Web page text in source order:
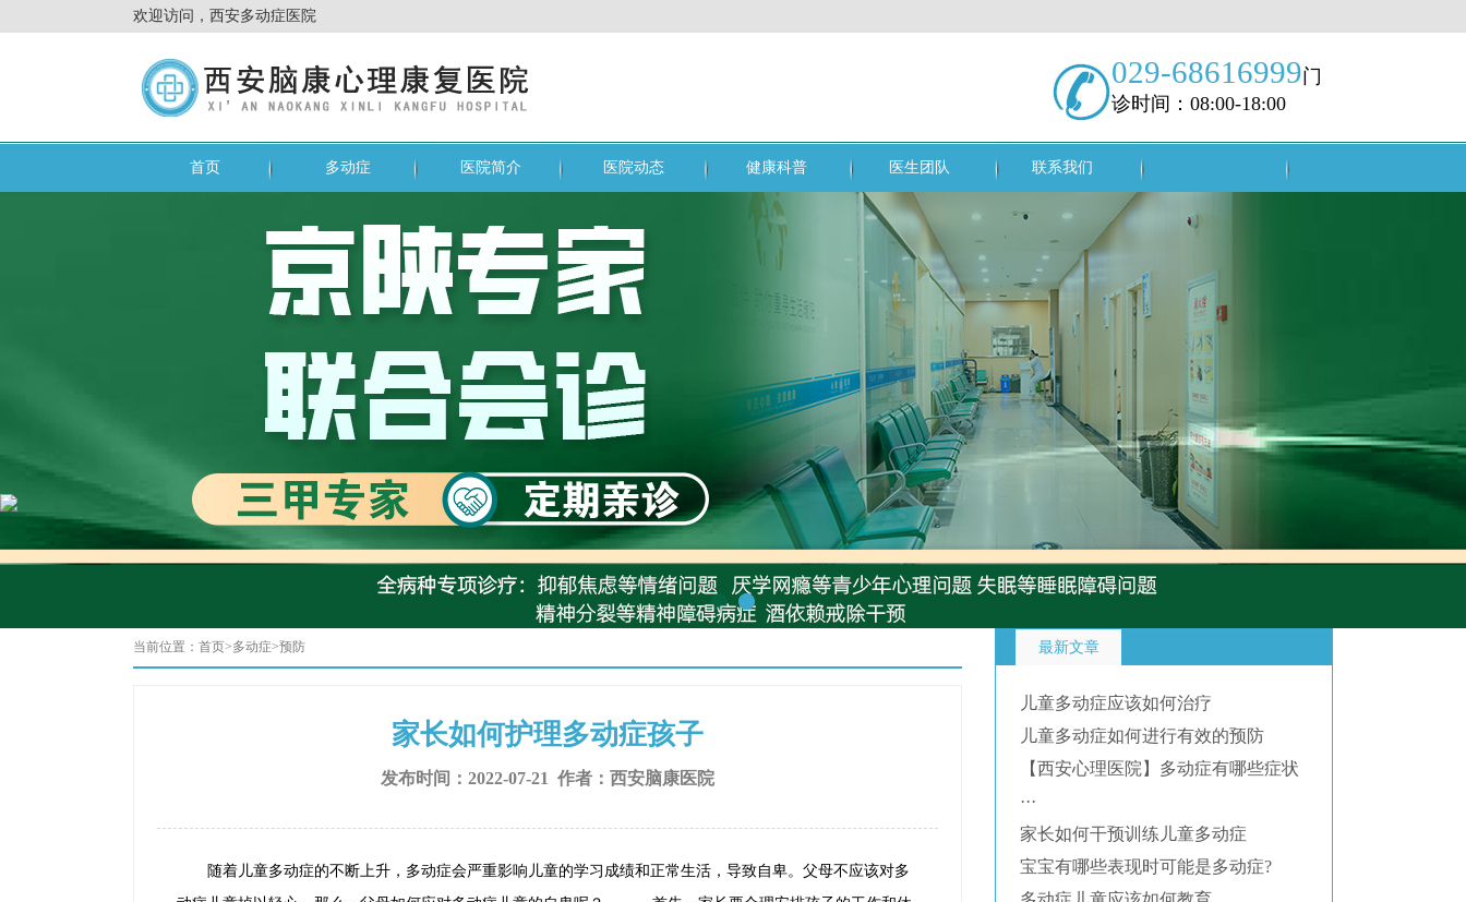
欢迎访问，西安多动症医院
029-68616999门
诊时间：08:00-18:00
首页 多动症 医院简介 医院动态 健康科普 医生团队 联系我们
当前位置： 首页>多动症>预防
家长如何护理多动症孩子
发布时间：2022-07-21 作者： 西安脑康医院
随着儿童多动症的不断上升，多动症会严重影响儿童的学习成绩和正常生活，导致自卑。父母不应该对多
最新文章
儿童多动症应该如何治疗
儿童多动症如何进行有效的预防
【西安心理医院】多动症有哪些症状
···
家长如何干预训练儿童多动症
宝宝有哪些表现时可能是多动症?